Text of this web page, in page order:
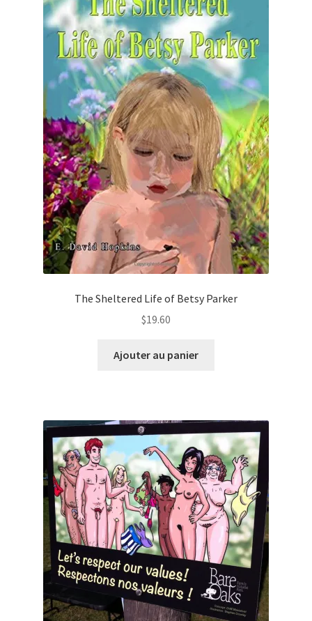
The Sheltered Life of Betsy Parker
$19.60
Ajouter au panier